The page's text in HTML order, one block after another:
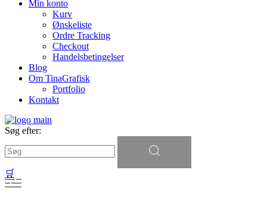
Min konto
Kurv
Ønskeliste
Ordre Tracking
Checkout
Handelsbetingelser
Blog
Om TinaGrafisk
Portfolio
Kontakt
Søg efter:
🛒